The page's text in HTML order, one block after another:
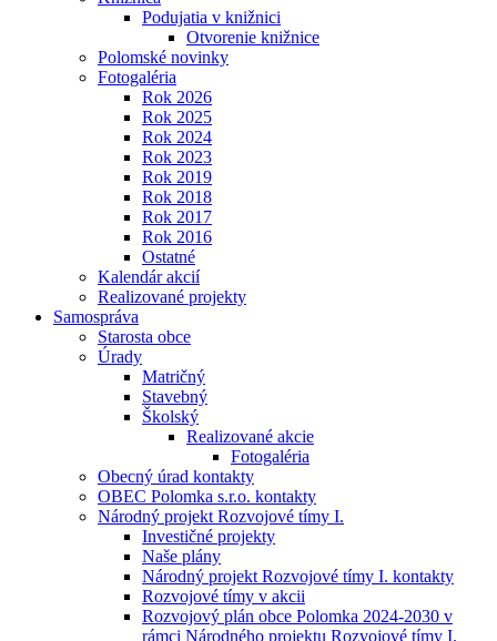
Podujatia v knižnici
Otvorenie knižnice
Polomské novinky
Fotogaléria
Rok 2026
Rok 2025
Rok 2024
Rok 2023
Rok 2019
Rok 2018
Rok 2017
Rok 2016
Ostatné
Kalendár akcií
Realizované projekty
Samospráva
Starosta obce
Úrady
Matričný
Stavebný
Školský
Realizované akcie
Fotogaléria
Obecný úrad kontakty
OBEC Polomka s.r.o. kontakty
Národný projekt Rozvojové tímy I.
Investičné projekty
Naše plány
Národný projekt Rozvojové tímy I. kontakty
Rozvojové tímy v akcii
Rozvojový plán obce Polomka 2024-2030 v
rámci Národného projektu Rozvojové tímy I.